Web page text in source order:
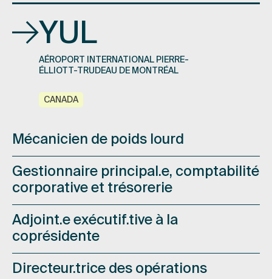
YUL
AÉROPORT INTERNATIONAL PIERRE-
ÉLLIOTT-TRUDEAU DE MONTRÉAL
CANADA
Mécanicien de poids lourd
Gestionnaire principal.e, comptabilité
corporative et trésorerie
Adjoint.e exécutif.tive à la
coprésidente
Directeur.trice des opérations